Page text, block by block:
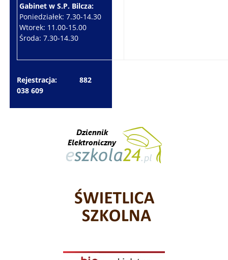
Gabinet w S.P. Bilcza:
Poniedziałek: 7.30-14.30
Wtorek: 11.00-15.00
Środa: 7.30-14.30
Rejestracja: 882
038 609